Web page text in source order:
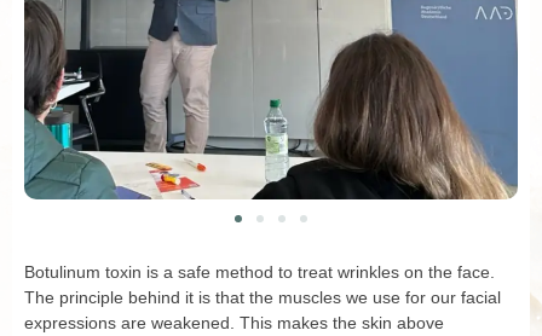
Botulinum toxin is a safe method to treat wrinkles on the face.
The principle behind it is that the muscles we use for our facial
expressions are weakened. This makes the skin above